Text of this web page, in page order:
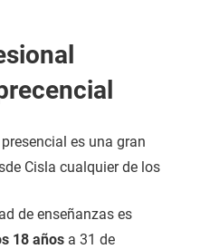
es una gran
Cisla cualquier de los
de enseñanzas es
18 años a 31 de